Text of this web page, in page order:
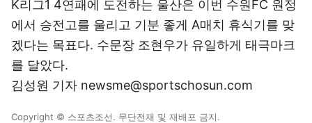
K리그1 4연패에 도전하는 울산은 이번 수원FC 원정
에서 승전고를 울리고 기분 좋게 A매치 휴식기를 맞
겠다는 목표다. 수문장 조현우가 유일하게 태극마크
를 달았다.
김성원 기자 newsme@sportschosun.com
Copyright © 스포츠조선. 무단전재 및 재배포 금지.